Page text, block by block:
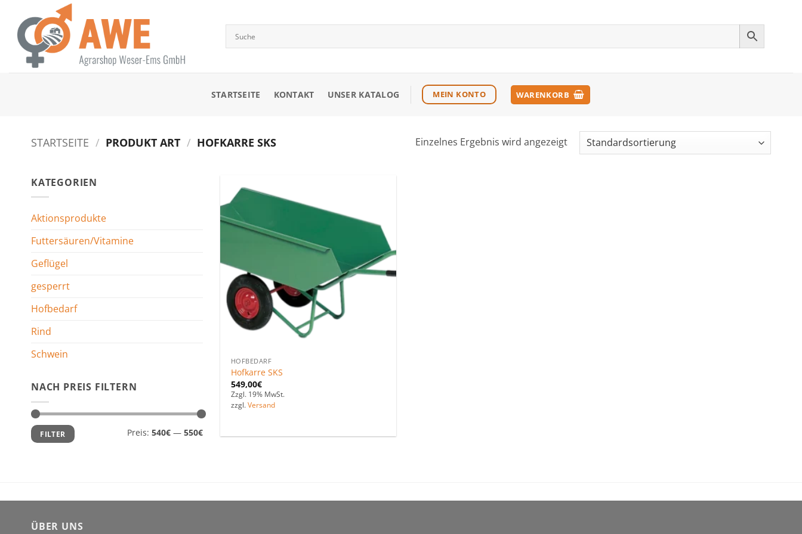
Inhalt
springen
STARTSEITE KONTAKT UNSER KATALOG MEIN KONTO WARENKORB
STARTSEITE / PRODUKT ART / HOFKARRE SKS Einzelnes Ergebnis wird angezeigt
KATEGORIEN
Aktionsprodukte
Futtersäuren/Vitamine
Geflügel
gesperrt
Hofbedarf
Rind
Schwein
NACH PREIS FILTERN
Min.
Preis
Max.
Preis
FILTER Preis: 540€— 550€
Favoriten
hinzufügen
HOFBEDARF
Hofkarre SKS
549,00€
Zzgl. 19% MwSt.
zzgl. Versand
ÜBER UNS